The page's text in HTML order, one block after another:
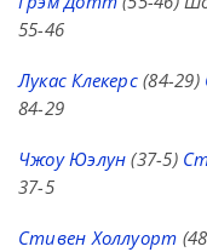
55-46
Лукас Клекерс(84-29)
84-29
Чжоу Юэлун (37-5)
37-5
Стивен Холлуорт